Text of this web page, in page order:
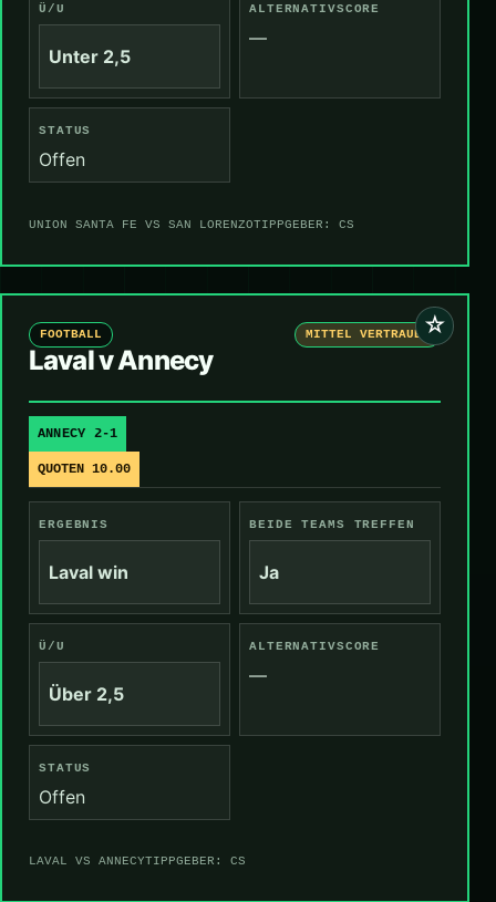
Ü/U
Unter 2,5
ALTERNATIVSCORE
—
STATUS
Offen
UNION SANTA FE VS SAN LORENZOTIPPGEBER: CS
☆
FOOTBALL MITTEL VERTRAUEN
Laval v Annecy
ANNECY 2-1
QUOTEN 10.00
ERGEBNIS
Laval win
BEIDE TEAMS TREFFEN
Ja
Ü/U
Über 2,5
ALTERNATIVSCORE
—
STATUS
Offen
LAVAL VS ANNECYTIPPGEBER: CS